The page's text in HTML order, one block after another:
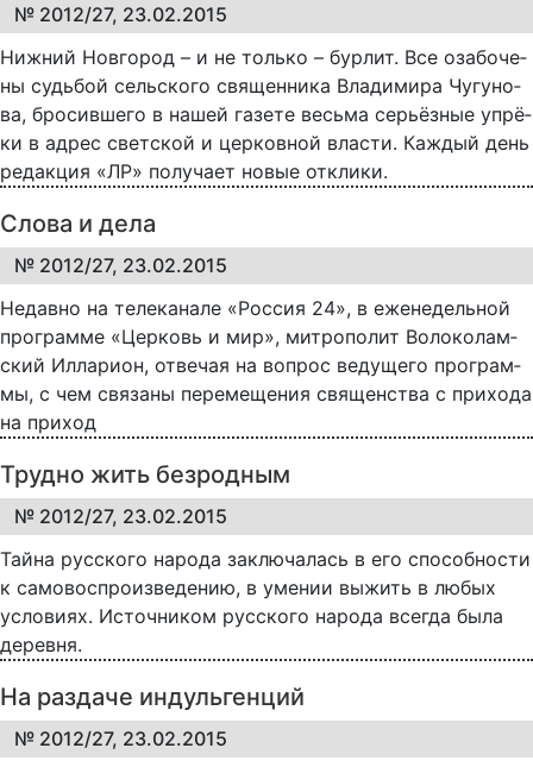
№ 2012/27, 23.02.2015
Ниж­ний Нов­го­род – и не толь­ко – бур­лит. Все оза­бо­че­
ны судь­бой сель­ско­го свя­щен­ни­ка Вла­ди­ми­ра Чу­гу­но­
ва, бро­сив­ше­го в на­шей га­зе­те весь­ма се­рь­ёз­ные уп­рё­
ки в ад­рес свет­ской и цер­ков­ной вла­с­ти. Каж­дый день
ре­дак­ция «ЛР» по­лу­ча­ет но­вые от­кли­ки.
Слова и дела
№ 2012/27, 23.02.2015
Не­дав­но на те­ле­ка­на­ле «Рос­сия 24», в еже­не­дель­ной
про­грам­ме «Цер­ковь и мир», ми­т­ро­по­лит Во­ло­ко­лам­
ский Ил­ла­ри­он, от­ве­чая на во­прос ве­ду­ще­го про­грам­
мы, с чем свя­за­ны пе­ре­ме­ще­ния свя­щен­ст­ва с при­хо­да
на при­ход
Трудно жить безродным
№ 2012/27, 23.02.2015
Тайна русского народа заключалась в его способности
к самовоспроизведению, в умении выжить в любых
условиях. Источником русского народа всегда была
деревня.
На раздаче индульгенций
№ 2012/27, 23.02.2015